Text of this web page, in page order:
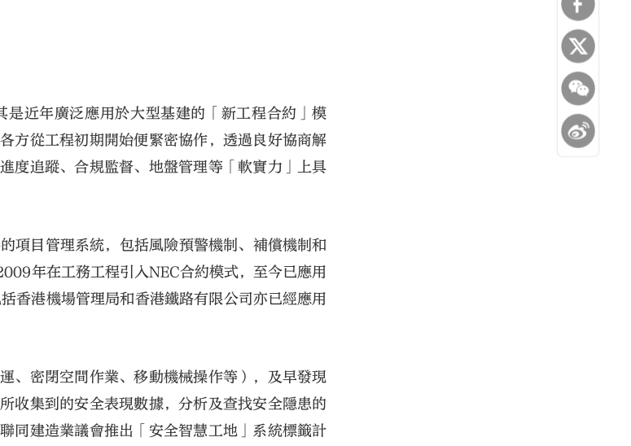
近年廣泛應用於大型基建的「新工程合約」模
方從工程初期開始便緊密協作，透過良好協商解
度追蹤、合規監督、地盤管理等「軟實力」上具
項目管理系統，包括風險預警機制、補償機制和
年在工務工程引入NEC合約模式，至今已應用
香港機場管理局和香港鐵路有限公司亦已經應用
、密閉空間作業、移動機械操作等），及早發現
收集到的安全表現數據，分析及查找安全隱患的
同建造業議會推出「安全智慧工地」系統標籤計